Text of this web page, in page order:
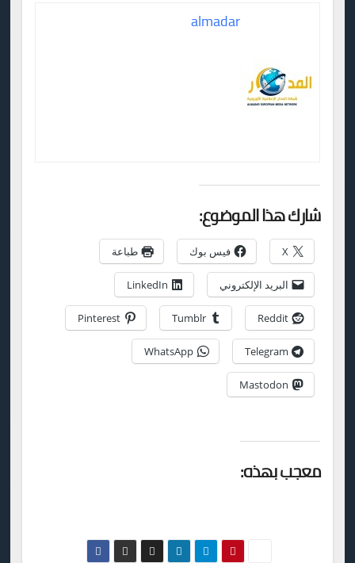
almadar
شارك هذا الموضوع:
X فيس بوك طباعة
البريد الإلكتروني LinkedIn
Reddit
Tumblr
Pinterest
Telegram
WhatsApp
Mastodon
معجب بهذه: